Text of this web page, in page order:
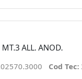
ALL. ANOD.
Cod Tec: